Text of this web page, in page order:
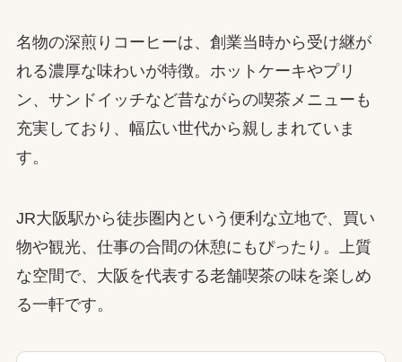
名物の深煎りコーヒーは、創業当時から受け継が
れる濃厚な味わいが特徴。ホットケーキやプリ
ン、サンドイッチなど昔ながらの喫茶メニューも
充実しており、幅広い世代から親しまれていま
す。
JR大阪駅から徒歩圏内という便利な立地で、買い
物や観光、仕事の合間の休憩にもぴったり。上質
な空間で、大阪を代表する老舗喫茶の味を楽しめ
る一軒です。